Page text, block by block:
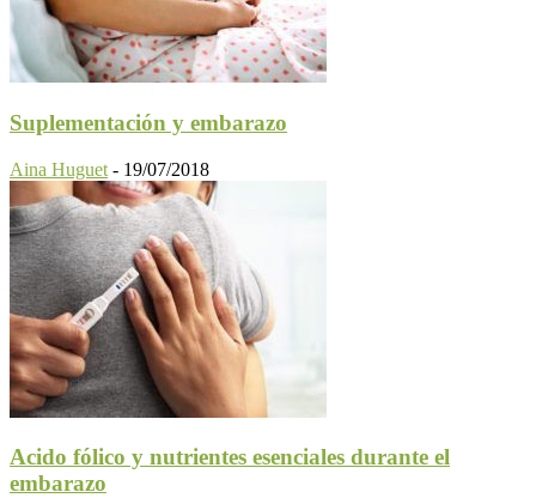
Suplementación y embarazo
Aina Huguet - 19/07/2018
Acido fólico y nutrientes esenciales durante el
embarazo